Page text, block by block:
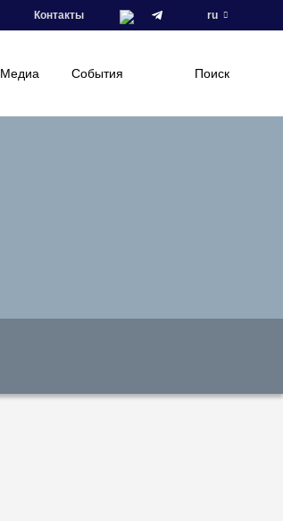
Контакты ru
Медиа События Поиск